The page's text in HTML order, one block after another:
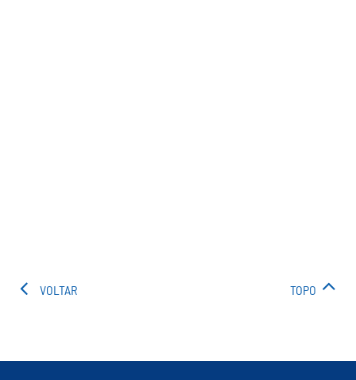
VOLTAR TOPO